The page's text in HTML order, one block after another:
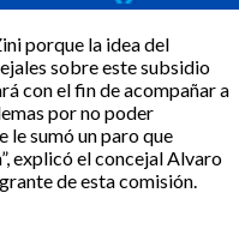
porque la idea del
sobre este subsidio
con el fin de acompañar a
por no poder
sumó un paro que
explicó el concejal Alvaro
de esta comisión.